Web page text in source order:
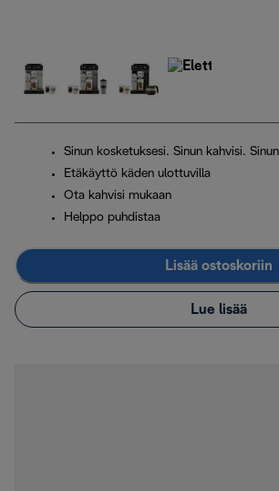
Sinun kosketuksesi. Sinun kahvisi.
Etäkäyttö käden ulottuvilla
Ota kahvisi mukaan
Helppo puhdistaa
Lisää ostoskoriin
Lue lisää